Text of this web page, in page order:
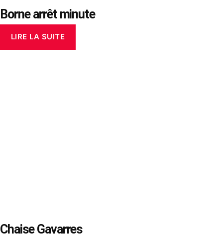
Borne arrêt minute
LIRE LA SUITE
Chaise Gavarres